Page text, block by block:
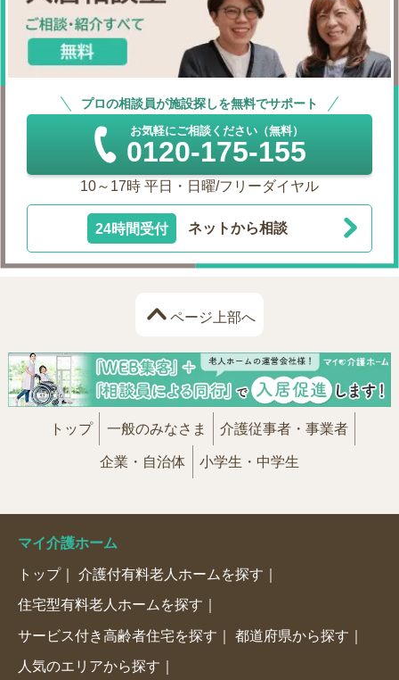
プロの相談員が施設探しを無料でサポート
お気軽にご相談ください（無料）
0120-175-155
10～17時 平日・日曜/フリーダイヤル
24時間受付 ネットから相談
ページ上部へ
トップ 一般のみなさま 介護従事者・事業者
企業・自治体 小学生・中学生
マイ介護ホーム
トップ 介護付有料老人ホームを探す
住宅型有料老人ホームを探す
サービス付き高齢者住宅を探す 都道府県から探す
人気のエリアから探す